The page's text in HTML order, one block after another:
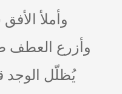
وأملأ
وأزرع العطف
يُظلّل الوجد